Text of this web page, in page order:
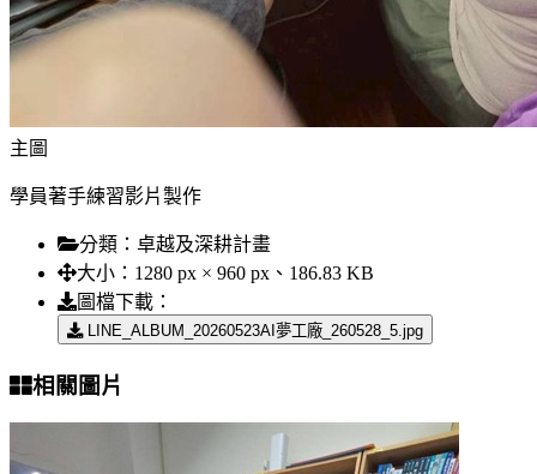
主圖
學員著手練習影片製作
分類： 卓越及深耕計畫
大小： 1280 px × 960 px、186.83 KB
圖檔下載：
LINE_ALBUM_20260523AI夢工廠_260528_5.jpg
相關圖片